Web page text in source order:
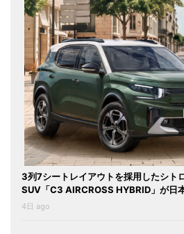
3列7シートレイアウトを採用したシト
SUV「C3 AIRCROSS HYBRID」が日
4日 ago